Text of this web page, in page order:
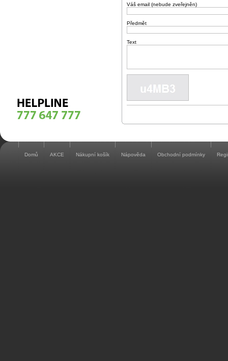
Váš email (nebude zveřejněn)
Předmět
Text
Domů AKCE Nákupní košík Nápověda Obchodní podmínky